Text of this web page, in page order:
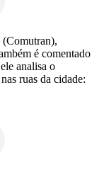
é comentado
analisa o
ruas da cidade: